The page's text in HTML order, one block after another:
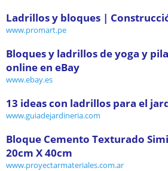
Ladrillos y bloques |
www.promart.pe
Bloques y ladrillos de yoga y
online en eBay
www.ebay.es
13 ideas con ladrillos para el
www.guiadejardineria.com
Bloque Cemento Texturado
20cm X 40cm
www.proyectarmateriales.com.ar